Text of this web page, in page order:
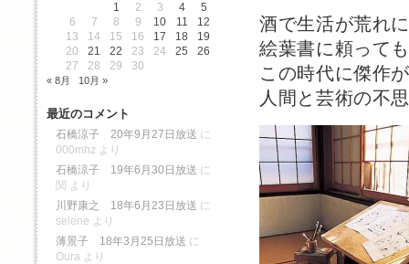
酒で生活が荒れ
絵葉書に頼って
この時代に傑作
人間と芸術の不
1
2 3 4
5
6
7 8 9 10 11
12
13
14 15 16 17 18
19
20
21 22 23 24 25
26
27
28 29 30
« 8月 10月 »
最近のコメント
石橋涼子 20年9月27日放送 に
000mhz より
石橋涼子 19年6月30日放送 に
関 より
川野康之 18年6月23日放送 に
selene より
薄景子 18年3月25日放送 に
Oura より